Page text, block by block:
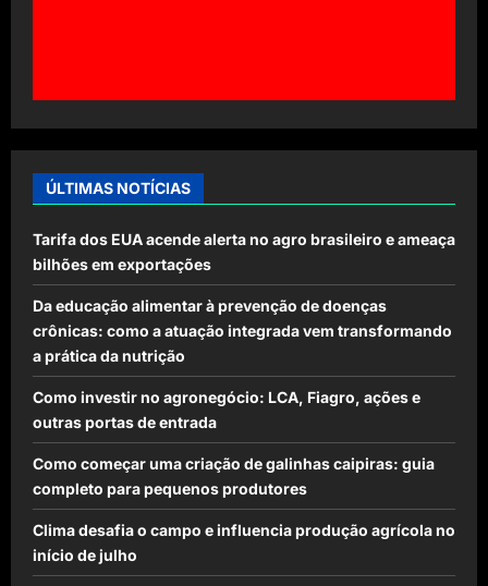
ÚLTIMAS NOTÍCIAS
Tarifa dos EUA acende alerta no agro brasileiro e ameaça
bilhões em exportações
Da educação alimentar à prevenção de doenças
crônicas: como a atuação integrada vem transformando
a prática da nutrição
Como investir no agronegócio: LCA, Fiagro, ações e
outras portas de entrada
Como começar uma criação de galinhas caipiras: guia
completo para pequenos produtores
Clima desafia o campo e influencia produção agrícola no
início de julho